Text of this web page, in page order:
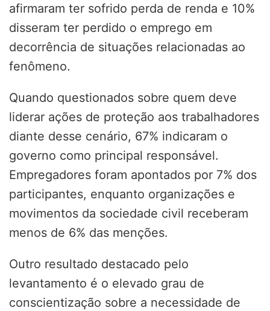
afirmaram ter sofrido perda de renda e 10%
disseram ter perdido o emprego em
decorrência de situações relacionadas ao
fenômeno.
Quando questionados sobre quem deve
liderar ações de proteção aos trabalhadores
diante desse cenário, 67% indicaram o
governo como principal responsável.
Empregadores foram apontados por 7% dos
participantes, enquanto organizações e
movimentos da sociedade civil receberam
menos de 6% das menções.
Outro resultado destacado pelo
levantamento é o elevado grau de
conscientização sobre a necessidade de